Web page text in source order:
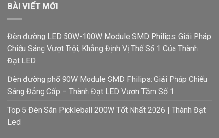
BÀI VIẾT MỚI
Đèn đường LED 50W-100W Module SMD Philips: Giải Pháp
Chiếu Sáng Vượt Trội, Khẳng Định Vị Thế Số 1 Của Thành
Đạt LED
Đèn đường phố 90W Module SMD Philips: Giải Pháp Chiếu
Sáng Đẳng Cấp – Thành Đạt LED Vươn Tầm Số 1
Top 5 Đèn Sân Pickleball 200W Tốt Nhất 2026 | Thành Đạt
Led